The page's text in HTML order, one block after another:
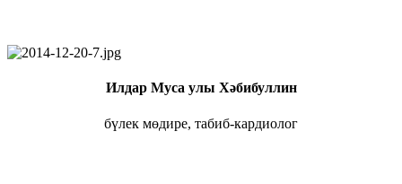
Илдар Муса улы Хәбибуллин
бүлек мөдире, табиб-кардиолог